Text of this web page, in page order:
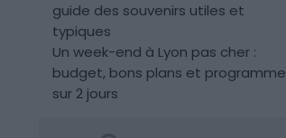
guide des souvenirs utiles et
typiques
Un week-end à Lyon pas cher :
budget, bons plans et programme
sur 2 jours